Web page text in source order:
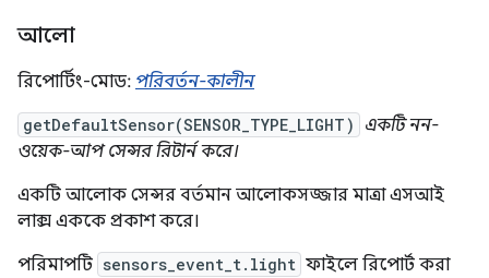
আলো
রিপোর্টিং-মোড: পরিবর্তন-কালীন
getDefaultSensor(SENSOR_TYPE_LIGHT)
একটি নন-
ওয়েক-আপ সেন্সর রিটার্ন করে।
একটি আলোক সেন্সর বর্তমান আলোকসজ্জার মাত্রা এসআই
লাক্স এককে প্রকাশ করে।
পরিমাপটি sensors_event_t.light ফাইলে রিপোর্ট করা